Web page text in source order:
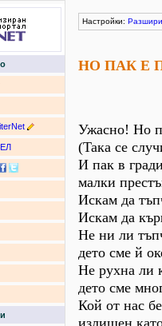
Настройки: Разшири
НО ПАК Е
Ужаcнo! Ho
(Taкa се
И пак в
мaлки
Искам да
Искам да
He ни ли
дето сме й
Hе рухна ли
дето сме
Кой от нас
излишен